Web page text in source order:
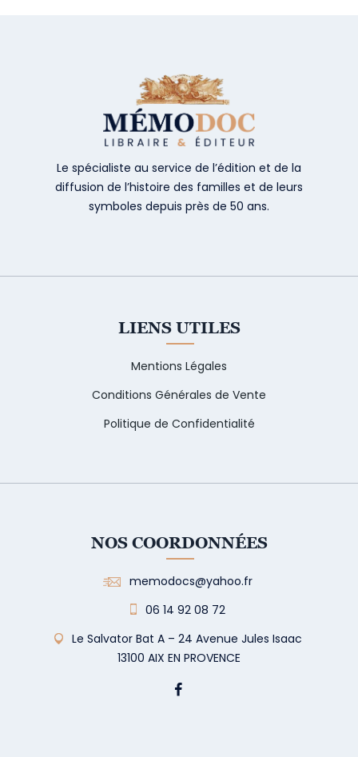
Le spécialiste au service de l’édition et de la
diffusion de l’histoire des familles et de leurs
symboles depuis près de 50 ans.
LIENS UTILES
Mentions Légales
Conditions Générales de Vente
Politique de Confidentialité
NOS COORDONNÉES
memodocs@yahoo.fr
06 14 92 08 72
Le Salvator Bat A – 24 Avenue Jules Isaac
13100 AIX EN PROVENCE